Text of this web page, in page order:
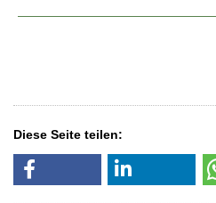
Diese Seite teilen: